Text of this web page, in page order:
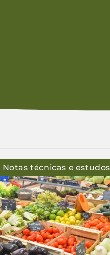
Notas técnicas e estudos